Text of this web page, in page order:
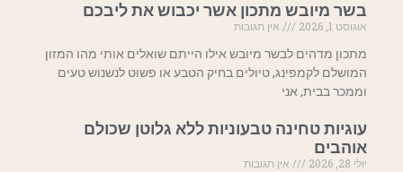
בשר מיובש מתכון אשר יכבוש את ליבכם
אוגוסט 1, 2026
אין תגובות
מתכון מדהים לבשר מיובש אילו הייתם שואלים אותי מהו המזון
המושלם לקמפינג, טיולים בחיק הטבע או פשוט לנשנוש טעים
וממכר בבית, אני
עוגיות טחינה טבעוניות ללא גלוטן שכולם
אוהבים
יולי 28, 2026
אין תגובות